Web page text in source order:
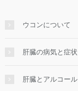
ウコンについて
肝臓の病気と症状
肝臓とアルコール